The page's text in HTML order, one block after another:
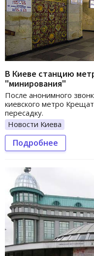
В Киеве станцию
"минирования"
После анонимного
киевского метро
пересадку.
Новости Киева
Подробнее